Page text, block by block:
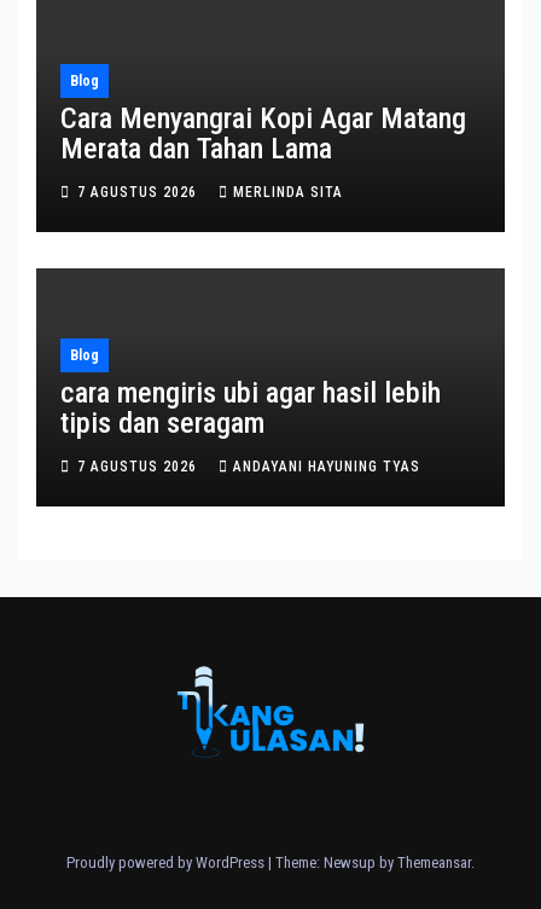
Blog
Cara Menyangrai Kopi Agar Matang
Merata dan Tahan Lama
7 AGUSTUS 2026 MERLINDA SITA
Blog
cara mengiris ubi agar hasil lebih
tipis dan seragam
7 AGUSTUS 2026 ANDAYANI HAYUNING TYAS
Proudly powered by WordPress | Theme: Newsup by Themeansar.